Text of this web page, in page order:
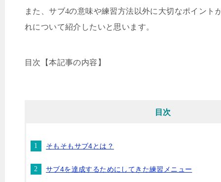
また、サブ4の意味や練習方法以外に大切なポイント
れについて紹介したいと思います。
目次【本記事の内容】
目次
そもそもサブ4とは？
サブ4を達成するためにしてきた練習メニュー